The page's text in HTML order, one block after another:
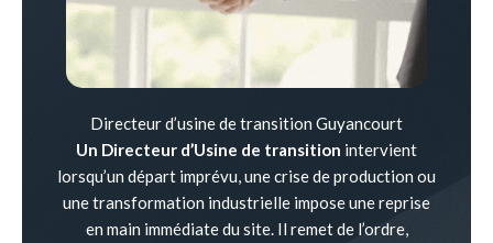
Directeur d’usine de transition Guyancourt
Un Directeur d’Usine de transition intervient
lorsqu’un départ imprévu, une crise de production ou
une transformation industrielle impose une reprise
en main immédiate du site. Il remet de l’ordre,